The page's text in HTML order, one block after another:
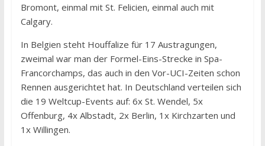
Bromont, einmal mit St. Felicien, einmal auch mit
Calgary.
In Belgien steht Houffalize für 17 Austragungen,
zweimal war man der Formel-Eins-Strecke in Spa-
Francorchamps, das auch in den Vor-UCI-Zeiten schon
Rennen ausgerichtet hat. In Deutschland verteilen sich
die 19 Weltcup-Events auf: 6x St. Wendel, 5x
Offenburg, 4x Albstadt, 2x Berlin, 1x Kirchzarten und
1x Willingen.